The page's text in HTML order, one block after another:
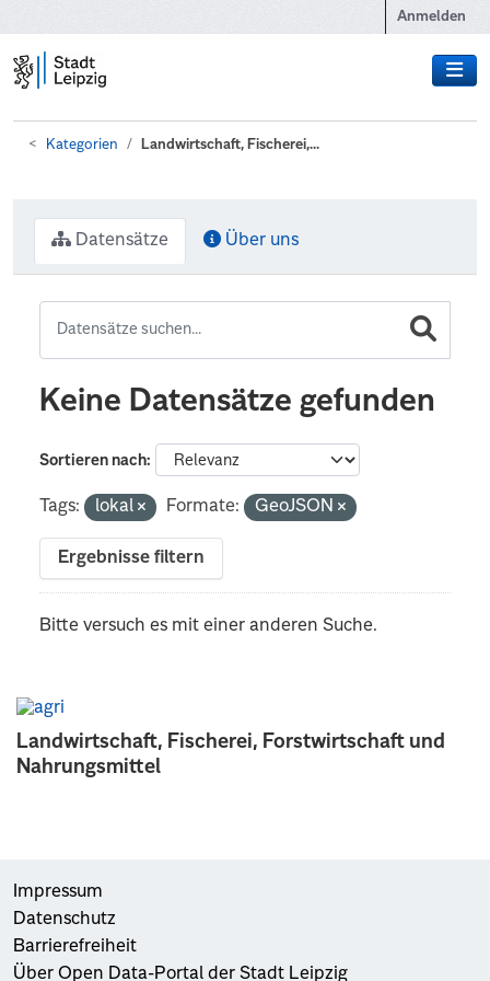
Anmelden
Kategorien Landwirtschaft, Fischerei,...
Landwirtschaft, Fischerei, Forstwirtschaft und
Nahrungsmittel
Datensätze Über uns
Keine Datensätze gefunden
Sortieren nach
Tags: lokal Formate: GeoJSON
Ergebnisse filtern
Bitte versuch es mit einer anderen Suche.
Impressum
Datenschutz
Barrierefreiheit
Über Open Data-Portal der Stadt Leipzig